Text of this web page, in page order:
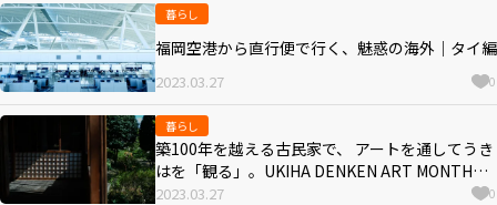
暮らし
福岡空港から直行便で行く、魅惑の海外｜タイ編
2023.03.27 0
暮らし
築100年を越える古民家で、 アートを通してうき
はを「観る」。UKIHA DENKEN ART MONTH開
催！
2023.03.27 0